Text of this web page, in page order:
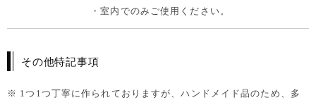
・室内でのみご使用ください。
その他特記事項
※ 1つ1つ丁寧に作られておりますが、ハンドメイド品のため、多